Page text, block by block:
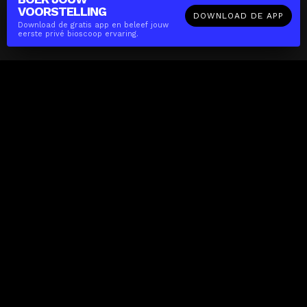
VOORSTELLING
Download de gratis app en beleef jouw
eerste privé bioscoop ervaring.
DOWNLOAD DE APP